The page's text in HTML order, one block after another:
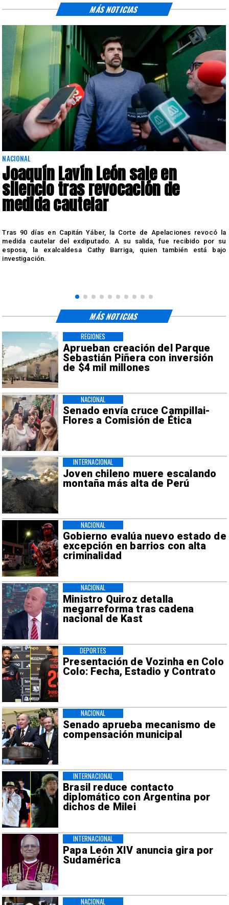
NACIONAL
Joaquín Lavín León sale en
silencio tras revocación de
medida cautelar
Tras 90 días en Capitán Yáber, la Corte de Apelaciones revocó la
medida cautelar del exdiputado. A su salida, fue recibido por su
esposa, la exalcaldesa Cathy Barriga, quien también está bajo
investigación.
MÁS NOTICIAS
Aprueban creación del Parque
Sebastián Piñera con inversión
de $4 mil millones
REGIONES
Senado envía cruce Campillai-
Flores a Comisión de Ética
NACIONAL
Joven chileno muere escalando
montaña más alta de Perú
INTERNACIONAL
Gobierno evalúa nuevo estado de
excepción en barrios con alta
criminalidad
NACIONAL
Ministro Quiroz detalla
megarreforma tras cadena
nacional de Kast
NACIONAL
Presentación de Vozinha en Colo
Colo: Fecha, Estadio y Contrato
DEPORTES
Senado aprueba mecanismo de
compensación municipal
NACIONAL
Brasil reduce contacto
diplomático con Argentina por
dichos de Milei
INTERNACIONAL
Papa León XIV anuncia gira por
Sudamérica
INTERNACIONAL
NACIONAL
MÁS NOTICIAS